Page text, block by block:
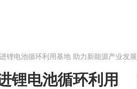
锂电池循环利用基地 助力新能源产业发展
锂电池循环利用